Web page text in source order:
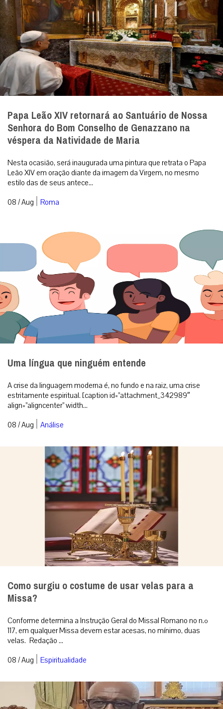
Papa Leão XIV retornará ao Santuário de Nossa
Senhora do Bom Conselho de Genazzano na
véspera da Natividade de Maria
Nesta ocasião, será inaugurada uma pintura que retrata o Papa
Leão XIV em oração diante da imagem da Virgem, no mesmo
estilo das de seus antece...
08 / Aug | Roma
Uma língua que ninguém entende
A crise da linguagem moderna é, no fundo e na raiz, uma crise
estritamente espiritual. [caption id=”attachment_342989″
align=”aligncenter” width...
08 / Aug | Análise
Como surgiu o costume de usar velas para a
Missa?
Conforme determina a Instrução Geral do Missal Romano no n.º
117, em qualquer Missa devem estar acesas, no mínimo, duas
velas. Redação ...
08 / Aug | Espiritualidade